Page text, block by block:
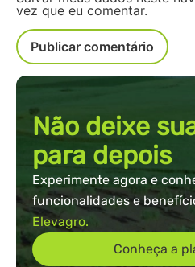
vez que eu comentar.
Não deixe
para depois
Experimente agora e
funcionalidades e
Elevagro.
Conheça a